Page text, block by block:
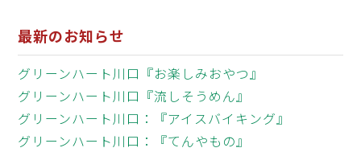
最新のお知らせ
グリーンハート川口『お楽しみおやつ』
グリーンハート川口『流しそうめん』
グリーンハート川口：『アイスバイキング』
グリーンハート川口：『てんやもの』